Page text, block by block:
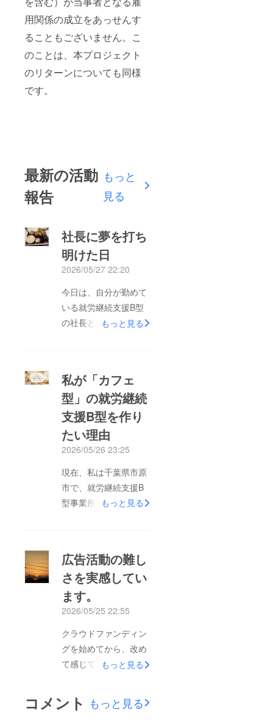
用関係の成立をあっせんす
ることもございません。こ
のことは、本プロジェクト
のリターンについても同様
です。
最新の活動
報告
もっと
見る
社長に夢を打ち
明けた日
2026/05/27 22:20
今日は、自分が勤めて
いる就労継続支援B型
の社長と一緒にお昼ご
いと思っていることを
打ち明けました。社長
は真剣に話を聞いてく
れて、経営について
や、事業所を運営して
ど、たくさんのアドバ
イスをしてくださいま
した。自分が今こうし
由の一つは、今の会社
の女性社長への憧れで
もあります。利用者さ
んに真剣に向き合う姿
や、行動力のある姿を
見て、「自分もこんな
風になりたい」と思う
ようになりました。今
した。社長にも良い報
もっと見る
私が「カフェ
型」の就労継続
支援B型を作り
たい理由
2026/05/26 23:25
現在、私は千葉県市原
市で、就労継続支援B
型事業所「ルミナス」
継続支援B型を運営す
る中で、大きな課題の
一つになるのが「工
賃」です。利用者さん
は、事業として売上を
作っていく必要があり
ます。ただ、一般的な
賃を生み出すことが難
もっと見る
広告活動の難し
さを実感してい
ます。
2026/05/25 22:55
クラウドファンディン
グを始めてから、改め
て感じていることがあ
「知ってもらうこと」
の難しさです。すぐに
もっと見る
コメント もっと見る